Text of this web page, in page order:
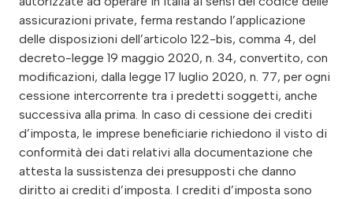
assicurazioni private, ferma restando l’applicazione
delle disposizioni dell’articolo 122-bis, comma 4, del
decreto-legge 19 maggio 2020, n. 34, convertito, con
modificazioni, dalla legge 17 luglio 2020, n. 77, per ogni
cessione intercorrente tra i predetti soggetti, anche
successiva alla prima. In caso di cessione dei crediti
d’imposta, le imprese beneficiarie richiedono il visto di
conformità dei dati relativi alla documentazione che
attesta la sussistenza dei presupposti che danno
diritto ai crediti d’imposta. I crediti d’imposta sono